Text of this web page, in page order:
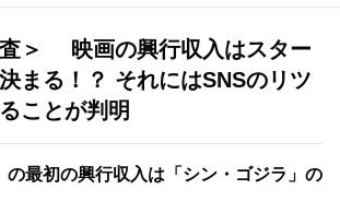
査＞ 映画の興行収入はスター
まる！？ それにはSNSのリツ
ことが判明
の最初の興行収入は「シン・ゴジラ」の